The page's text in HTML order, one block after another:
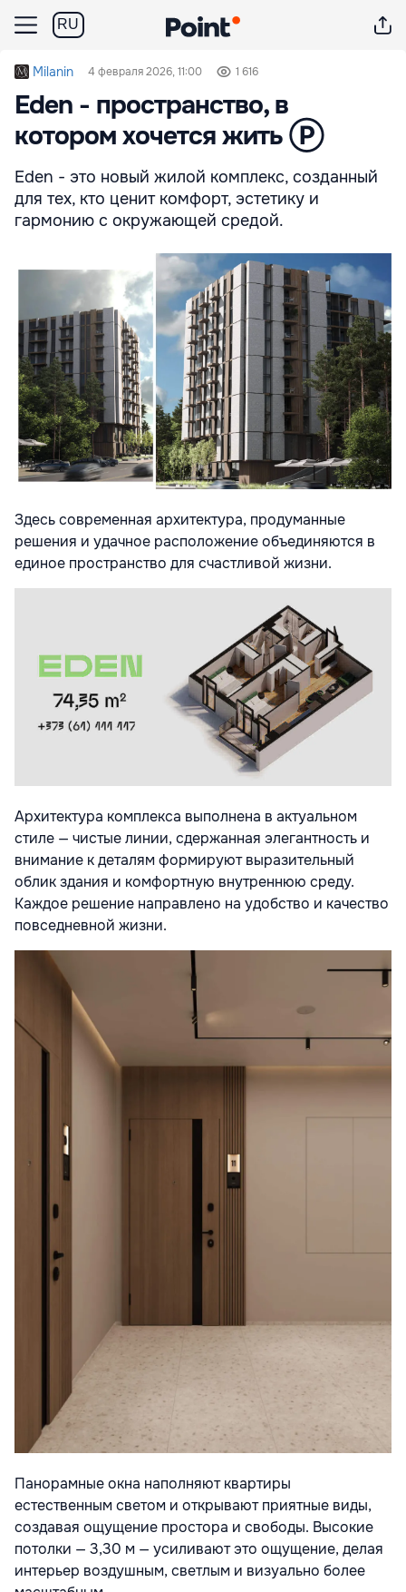
RU
Milanin 4 февраля 2026, 11:00 1 616
Eden - пространство, в
котором хочется жить Ⓟ
Eden - это новый жилой комплекс, созданный
для тех, кто ценит комфорт, эстетику и
гармонию с окружающей средой.
Здесь современная архитектура, продуманные
решения и удачное расположение объединяются в
единое пространство для счастливой жизни.
Архитектура комплекса выполнена в актуальном
стиле — чистые линии, сдержанная элегантность и
внимание к деталям формируют выразительный
облик здания и комфортную внутреннюю среду.
Каждое решение направлено на удобство и качество
повседневной жизни.
Панорамные окна наполняют квартиры
естественным светом и открывают приятные виды,
создавая ощущение простора и свободы. Высокие
потолки — 3,30 м — усиливают это ощущение, делая
интерьер воздушным, светлым и визуально более